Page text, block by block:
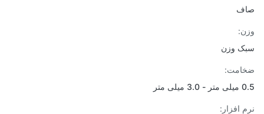
وزن
افزار: